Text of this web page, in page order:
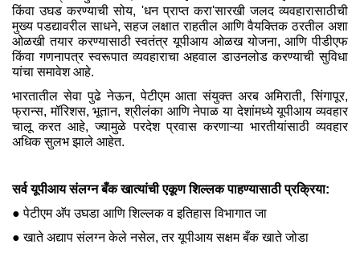
किंवा उघड करण्याची सोय, 'धन प्राप्त करा'सारखी जलद व्यवहारासाठीची
मुख्य पडद्यावरील साधने, सहज लक्षात राहतील आणि वैयक्तिक ठरतील अशा
ओळखी तयार करण्यासाठी स्वतंत्र यूपीआय ओळख योजना, आणि पीडीएफ
किंवा गणनापत्र स्वरूपात व्यवहाराचा अहवाल डाउनलोड करण्याची सुविधा
यांचा समावेश आहे.
भारतातील सेवा पुढे नेऊन, पेटीएम आता संयुक्त अरब अमिराती, सिंगापूर,
फ्रान्स, मॉरिशस, भूतान, श्रीलंका आणि नेपाळ या देशांमध्ये यूपीआय व्यवहार
चालू करत आहे, ज्यामुळे परदेश प्रवास करणाऱ्या भारतीयांसाठी व्यवहार
अधिक सुलभ झाले आहेत.
सर्व यूपीआय संलग्न बँक खात्यांची एकूण शिल्लक पाहण्यासाठी प्रक्रिया:
● पेटीएम अ‍ॅप उघडा आणि शिल्लक व इतिहास विभागात जा
● खाते अद्याप संलग्न केले नसेल, तर यूपीआय सक्षम बँक खाते जोडा